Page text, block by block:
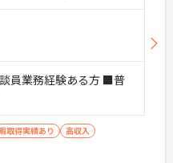
員業務経験ある方 ■普
取得実績あり
高収入